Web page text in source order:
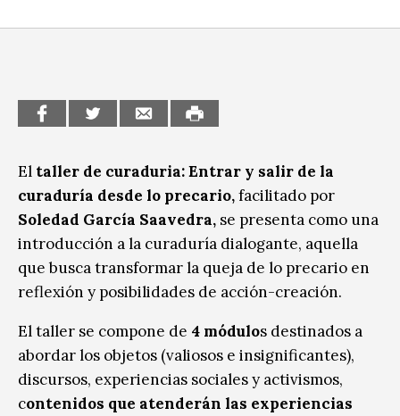
Patrimonio
El taller de curaduria: Entrar y salir de la
curaduría desde lo precario,facilitado por
Soledad García Saavedra, se presenta como una
introducción a la curaduría dialogante, aquella
que busca transformar la queja de lo precario en
reflexión y posibilidades de acción-creación.
El taller se compone de 4 módulos destinados a
abordar los objetos (valiosos e insignificantes),
discursos, experiencias sociales y activismos,
contenidos que atenderán las experiencias